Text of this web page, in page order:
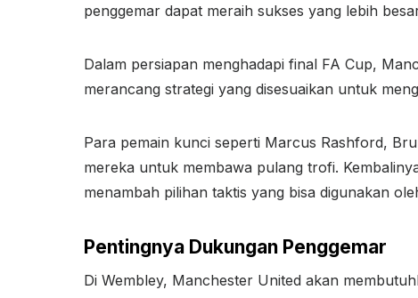
penggemar dapat meraih sukses yang lebih
Dalam persiapan menghadapi final FA Cup,
merancang strategi yang disesuaikan untuk
Para pemain kunci seperti Marcus Rashford,
mereka untuk membawa pulang trofi.
menambah pilihan taktis yang bisa digunakan
Pentingnya Dukungan Penggemar
Di Wembley, Manchester United akan